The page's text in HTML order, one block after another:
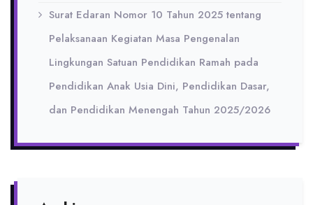
Surat Edaran Nomor 10 Tahun 2025 tentang
Pelaksanaan Kegiatan Masa Pengenalan
Lingkungan Satuan Pendidikan Ramah pada
Pendidikan Anak Usia Dini, Pendidikan Dasar,
dan Pendidikan Menengah Tahun 2025/2026